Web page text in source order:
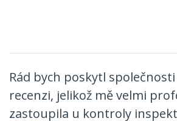
Rád bych poskytl společnosti
recenzi, jelikož mě velmi
zastoupila u kontroly